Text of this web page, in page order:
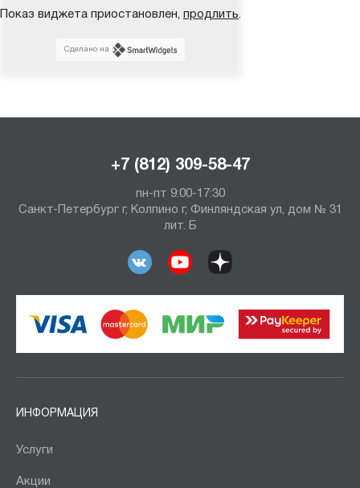
Показ виджета приостановлен, продлить.
Сделано на
+7 (812) 309-58-47
пн-пт 9:00-17:30
Санкт-Петербург г, Колпино г, Финляндская ул, дом № 31
лит. Б
ИНФОРМАЦИЯ
Услуги
Акции